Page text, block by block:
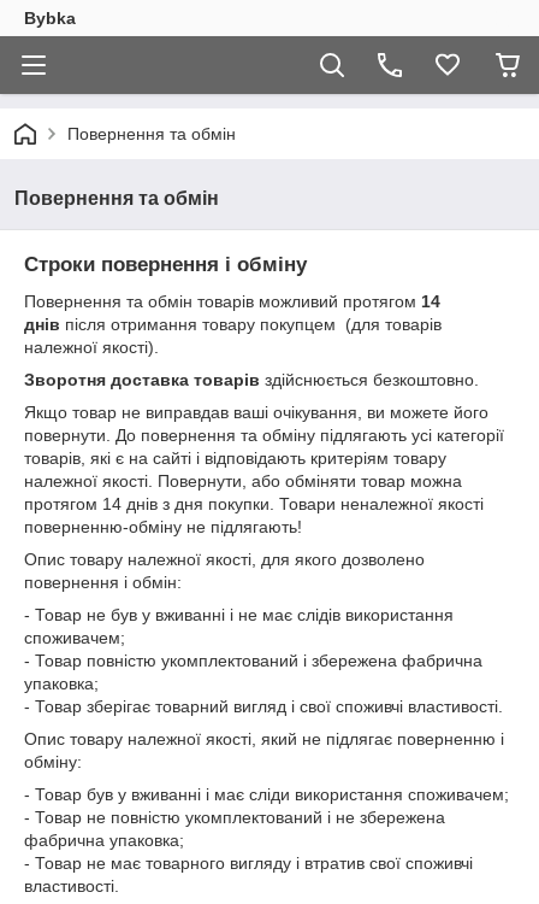
Bybka
Повернення та обмін
Повернення та обмін
Строки повернення і обміну
Повернення та обмін товарів можливий протягом 14
днів після отримання товару покупцем (для товарів
належної якості).
Зворотня доставка товарів здійснюється безкоштовно.
Якщо товар не виправдав ваші очікування, ви можете його
повернути. До повернення та обміну підлягають усі категорії
товарів, які є на сайті і відповідають критеріям товару
належної якості. Повернути, або обміняти товар можна
протягом 14 днів з дня покупки. Товари неналежної якості
поверненню-обміну не підлягають!
Опис товару належної якості, для якого дозволено
повернення і обмін:
- Товар не був у вживанні і не має слідів використання
споживачем;
- Товар повністю укомплектований і збережена фабрична
упаковка;
- Товар зберігає товарний вигляд і свої споживчі властивості.
Опис товару належної якості, який не підлягає поверненню і
обміну:
- Товар був у вживанні і має сліди використання споживачем;
- Товар не повністю укомплектований і не збережена
фабрична упаковка;
- Товар не має товарного вигляду і втратив свої споживчі
властивості.